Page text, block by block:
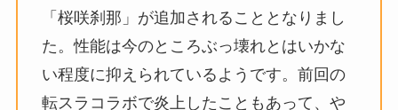
「桜咲刹那」が追加されることとなりまし
た。性能は今のところぶっ壊れとはいかな
い程度に抑えられているようです。前回の
転スラコラボで炎上したこともあって、や